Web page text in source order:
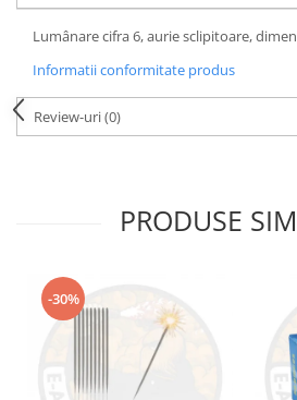
Lumânare cifra 6, aurie sclipitoare,
Informatii conformitate produs
Review-uri(0)
PRODUSE
-30%